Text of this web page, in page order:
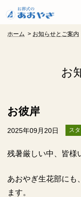
ホーム > お知らせとご案内
お
お彼岸
2025年09月20日 ス
残暑厳しい中、皆様
あおやぎ生花部にも
ます。